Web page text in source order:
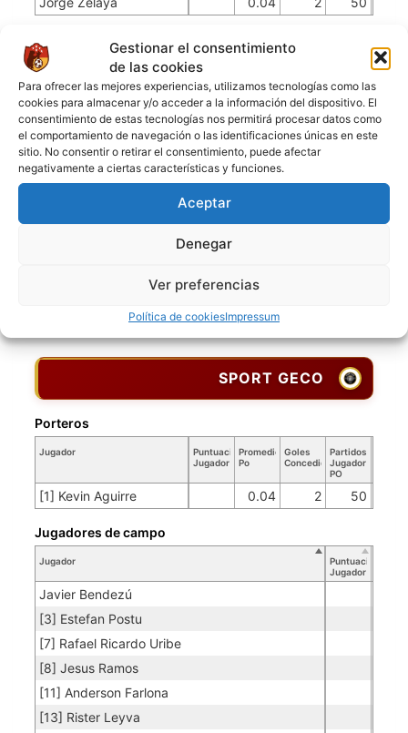
Gestionar el consentimiento
de las cookies
Para ofrecer las mejores experiencias, utilizamos tecnologías como las
cookies para almacenar y/o acceder a la información del dispositivo. El
consentimiento de estas tecnologías nos permitirá procesar datos como
el comportamiento de navegación o las identificaciones únicas en este
sitio. No consentir o retirar el consentimiento, puede afectar
negativamente a ciertas características y funciones.
Aceptar
Denegar
Ver preferencias
Política de cookiesImpressum
Jugador
Puntuación
Jhon Muriel
Jhon Diaz
Fernando Zota
Andres Martinez
Pablo Olaya
[9] Victor Hugo Cuero
Jugadores de campo
SPORT GECO
Jugador
Puntuación
Jugador
Promedio
Po
Goles
Concedidos
Partidos
Jugador
PO
[1] Kevin Aguirre 0.04 2 50
Porteros
Jugador
Puntuación
Jugador
Javier Bendezú
[3] Estefan Postu
[7] Rafael Ricardo Uribe
[8] Jesus Ramos
[11] Anderson Farlona
[13] Rister Leyva
Jugadores de campo